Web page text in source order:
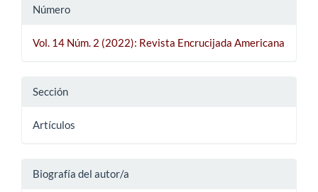
Número
Vol. 14 Núm. 2 (2022): Revista Encrucijada Americana
Sección
Artículos
Biografía del autor/a